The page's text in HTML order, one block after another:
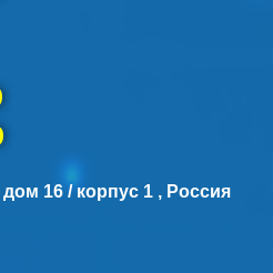
16 / корпус 1 , Россия